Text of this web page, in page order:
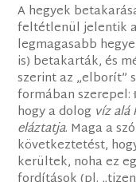
A hegyek
feltétlenül jelentik
legmagasabb
is) betakarták, és
szerint az „elborít”
formában szerepel: וַיְכֻסּוּ) víz esetében jelentheti azt is,
hogy a dolog víz alá
eláztatja. Maga a
következtetést,
kerültek, noha ez